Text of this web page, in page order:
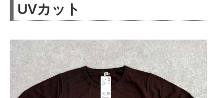
UVカット